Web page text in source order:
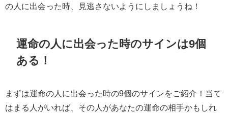
の人に出会った時、見逃さないようにしましょうね！
運命の人に出会った時のサインは9個
ある！
まずは運命の人に出会った時の9個のサインをご紹介！当て
はまる人がいれば、その人があなたの運命の相手かもしれ